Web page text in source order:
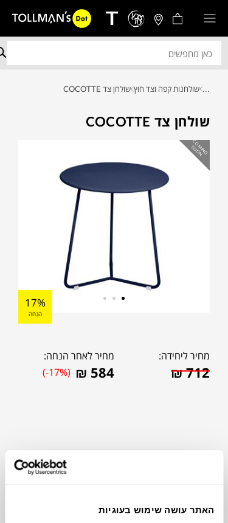
האתר עושה שימוש בעוגיות
... שולחנות קפה וצד חוץ שולחן צד COCOTTE
שולחן צד COCOTTE
C
O
M
IN
G
S
O
O
N
17%
הנחה
מחיר ליחידה:
₪712
מחיר לאחר הנחה:
₪ 584
(-17%)